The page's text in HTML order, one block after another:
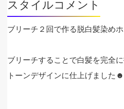
スタイルコメント
ブリーチ２回で作る脱白髪染めホ
ブリーチすることで白髪を完全
トーンデザインに仕上げました☻